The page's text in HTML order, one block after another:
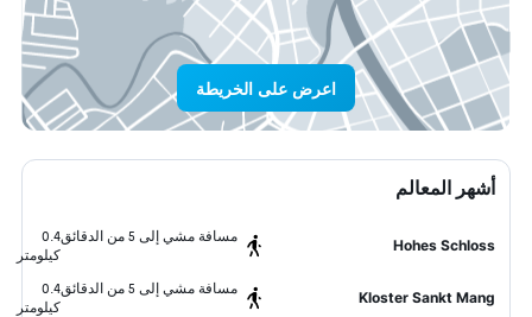
اعرض على الخريطة
أشهر المعالم
Hohes Schloss
مسافة مشي إلى 5 من الدقائق
0.4
كيلومتر
Kloster Sankt Mang
مسافة مشي إلى 5 من الدقائق
0.4
كيلومتر